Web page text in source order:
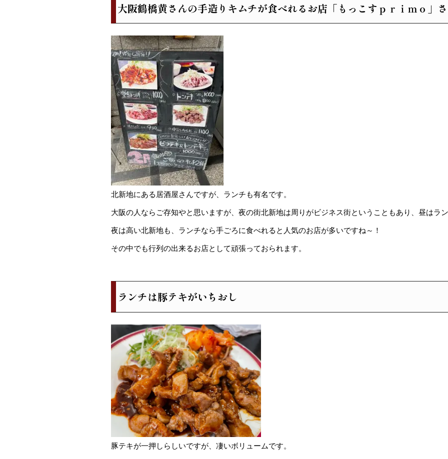
大阪鶴橋黄さんの手造りキムチが食べれるお店「もっこすｐｒｉｍｏ」
北新地にある居酒屋さんですが、ランチも有名です。
大阪の人ならご存知やと思いますが、夜の街北新地は周りがビジネス街ということもあり、昼はラ
夜は高い北新地も、ランチなら手ごろに食べれると人気のお店が多いですね～！
その中でも行列の出来るお店として頑張っておられます。
ランチは豚テキがいちおし
豚テキが一押しらしいですが、凄いボリュームです。